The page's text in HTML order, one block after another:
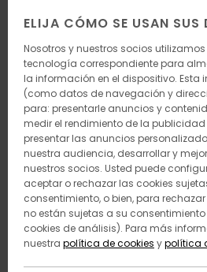
ELIJA CÓMO SE USAN SUS
Nosotros y nuestros socios
tecnología correspondiente para
la información en el dispositivo. Esta
(como datos de navegación y
para: presentarle anuncios y
medir el rendimiento de la
presentar las anuncios
nuestra audiencia, desarrollar y
nuestros socios. Usted puede
aceptar o rechazar las cookies
consentimiento, o bien, para
no están sujetas a su
cookies de análisis). Para más
nuestra política de cookies ypolítica